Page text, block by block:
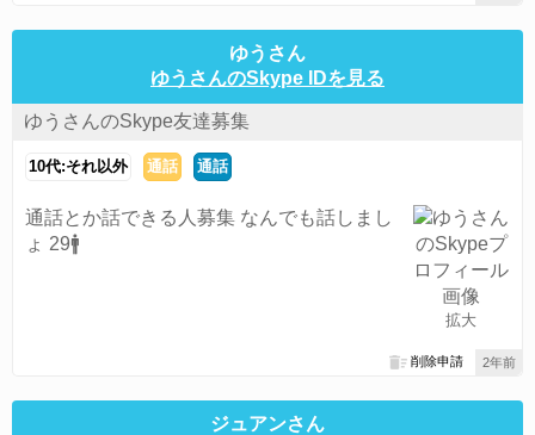
ゆうさん
ゆうさんのSkype IDを見る
ゆうさんのSkype友達募集
10代:それ以外 通話 通話
拡大
通話とか話できる人募集 なんでも話しまし
ょ 29🚹
2年前
削除申請
ジュアンさん